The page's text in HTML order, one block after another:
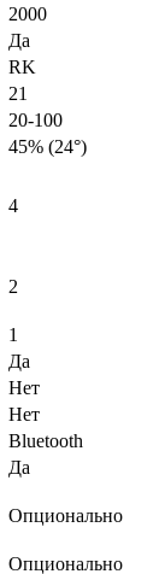
2000
Да
RK
21
20-100
45% (24°)
4
2
1
Да
Нет
Нет
Bluetooth
Да
Опционально
Опционально